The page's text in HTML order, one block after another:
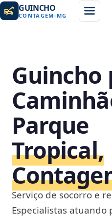
GUINCHO
CONTAGEM-MG
Guincho
Parque
Tropical,
Serviço de socorro e
Especialistas atuando